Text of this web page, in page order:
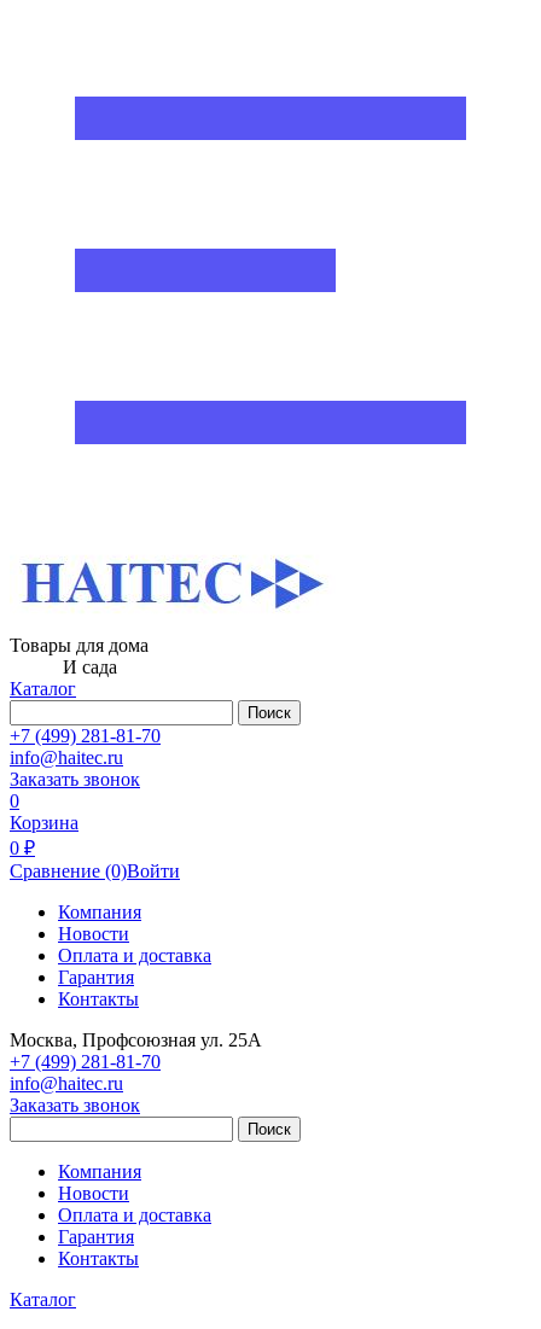
Товары для дома
И сада
Каталог
Поиск
+7 (499) 281-81-70
info@haitec.ru
Заказать звонок
0
Корзина
0 ₽
Сравнение (0)Войти
Компания
Новости
Оплата и доставка
Гарантия
Контакты
Москва, Профсоюзная ул. 25А
+7 (499) 281-81-70
info@haitec.ru
Заказать звонок
Поиск
Компания
Новости
Оплата и доставка
Гарантия
Контакты
Каталог